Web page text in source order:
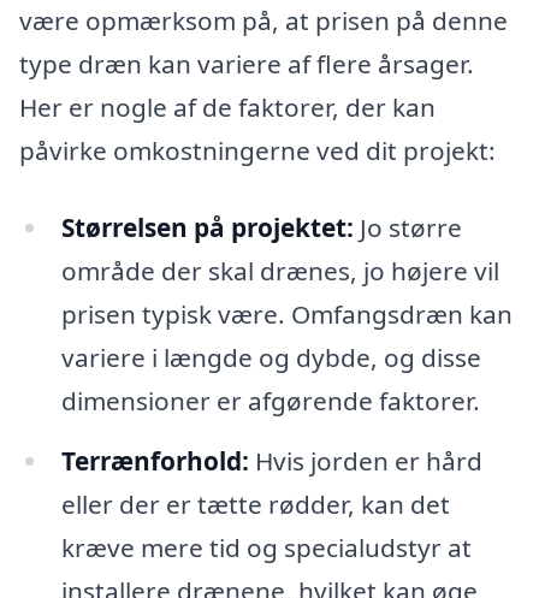
være opmærksom på, at prisen på denne
type dræn kan variere af flere årsager.
Her er nogle af de faktorer, der kan
påvirke omkostningerne ved dit projekt:
Størrelsen på projektet: Jo større
område der skal drænes, jo højere vil
prisen typisk være. Omfangsdræn kan
variere i længde og dybde, og disse
dimensioner er afgørende faktorer.
Terrænforhold: Hvis jorden er hård
eller der er tætte rødder, kan det
kræve mere tid og specialudstyr at
installere drænene, hvilket kan øge